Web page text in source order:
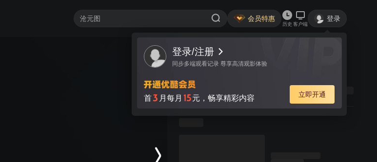
会员特惠
历史 客户端
登录
登录/注册
同步多端观看记录 尊享高清观影体验
首3 月每月 15元，畅享精彩内容 立即开通